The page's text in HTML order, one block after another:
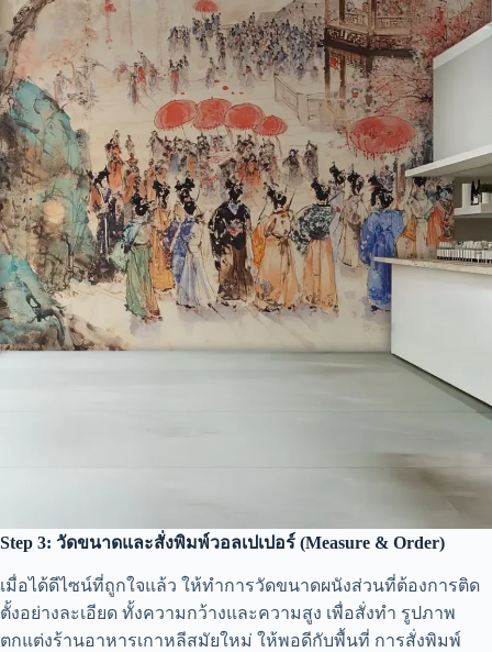
Step 3: วัดขนาดและสั่งพิมพ์วอลเปเปอร์ (Measure & Order)
เมื่อได้ดีไซน์ที่ถูกใจแล้ว ให้ทำการวัดขนาดผนังส่วนที่ต้องการติด
ตั้งอย่างละเอียด ทั้งความกว้างและความสูง เพื่อสั่งทำ รูปภาพ
ตกแต่งร้านอาหารเกาหลีสมัยใหม่ ให้พอดีกับพื้นที่ การสั่งพิมพ์